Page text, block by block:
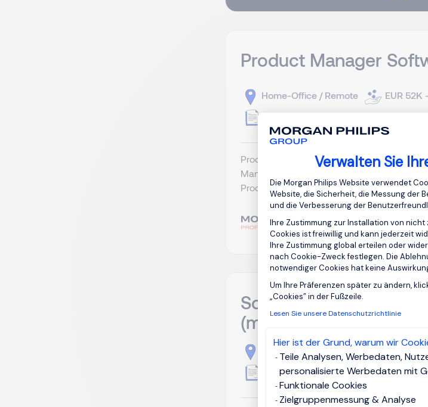
Verwalten Sie
Die Morgan Philips Website verwendet
Website, die Sicherheit, die Messung der
und die Verbesserung der
Ihre Zustimmung zur Installation von
Cookies ist freiwillig und kann jederzeit
Ihre Zustimmung global erteilen oder
nach Cookie-Zweck festlegen. Die
notwendiger Cookies hat keine
Um Ihre Prâferenzen später zu ändern,
„Cookies” in der Fußzeile.
Lesen Sie unsere Datenschutzrichtlinie
Hier ist der Grund, warum wir
Teile Analysen, Werbedaten,
personalisierte Werbedaten mit
Funktionale Cookies
Zielgruppenmessung & Analyse
Axeptio consent
Product Manager
Home-Office / Remote
EUR 52K
Festanstellung
Product Manager Softwarelösungen (m/w/
Mandant entwickelt innovative Software-
Produktmanagement weiter aus. Gesucht
Software Developer -
(mwd)
Home-Office / Remote
Festanstellung